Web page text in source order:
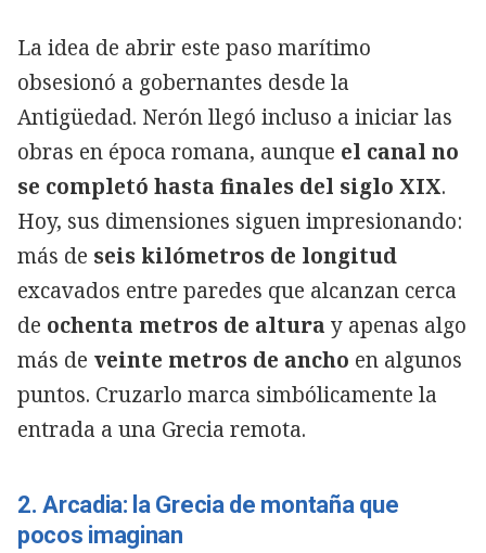
La idea de abrir este paso marítimo
obsesionó a gobernantes desde la
Antigüedad. Nerón llegó incluso a iniciar las
obras en época romana, aunque el canal no
se completó hasta finales del siglo XIX.
Hoy, sus dimensiones siguen impresionando:
más de seis kilómetros de longitud
excavados entre paredes que alcanzan cerca
de ochenta metros de altura y apenas algo
más de veinte metros de ancho en algunos
puntos. Cruzarlo marca simbólicamente la
entrada a una Grecia remota.
2. Arcadia: la Grecia de montaña que
pocos imaginan